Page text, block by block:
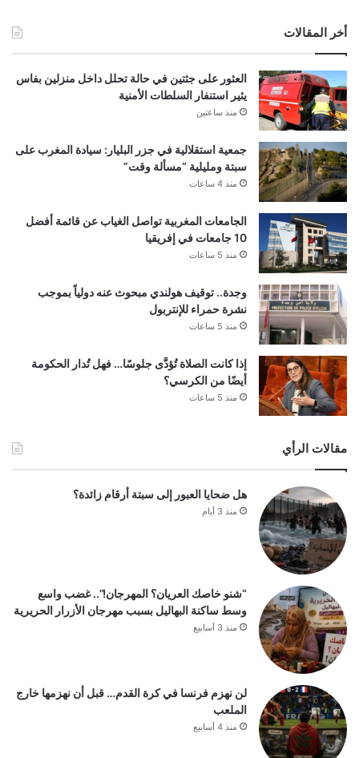
أخر المقالات
العثور على جثتين في حالة تحلل داخل منزلين بفاس
يثير استنفار السلطات الأمنية
منذ ساعتين
جمعية استقلالية في جزر البليار: سيادة المغرب على
سبتة ومليلية “مسألة وقت”
منذ 4 ساعات
الجامعات المغربية تواصل الغياب عن قائمة أفضل
10 جامعات في إفريقيا
منذ 5 ساعات
وجدة.. توقيف هولندي مبحوث عنه دولياً بموجب
نشرة حمراء للإنتربول
منذ 5 ساعات
إذا كانت الصلاة تُؤدَّى جلوسًا… فهل تُدار الحكومة
أيضًا من الكرسي؟
منذ 5 ساعات
مقالات الرأي
هل ضحايا العبور إلى سبتة أرقام زائدة؟
منذ 3 أيام
“شنو خاصك العريان؟ المهرجان!”.. غضب واسع
وسط ساكنة البهاليل بسبب مهرجان الأزرار الحريرية
منذ 3 أسابيع
لن نهزم فرنسا في كرة القدم… قبل أن نهزمها خارج
الملعب
منذ 4 أسابيع